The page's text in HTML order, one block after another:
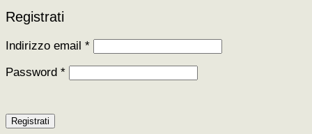
Registrati
Indirizzo email *Richiesto
Password *Richiesto
Registrati